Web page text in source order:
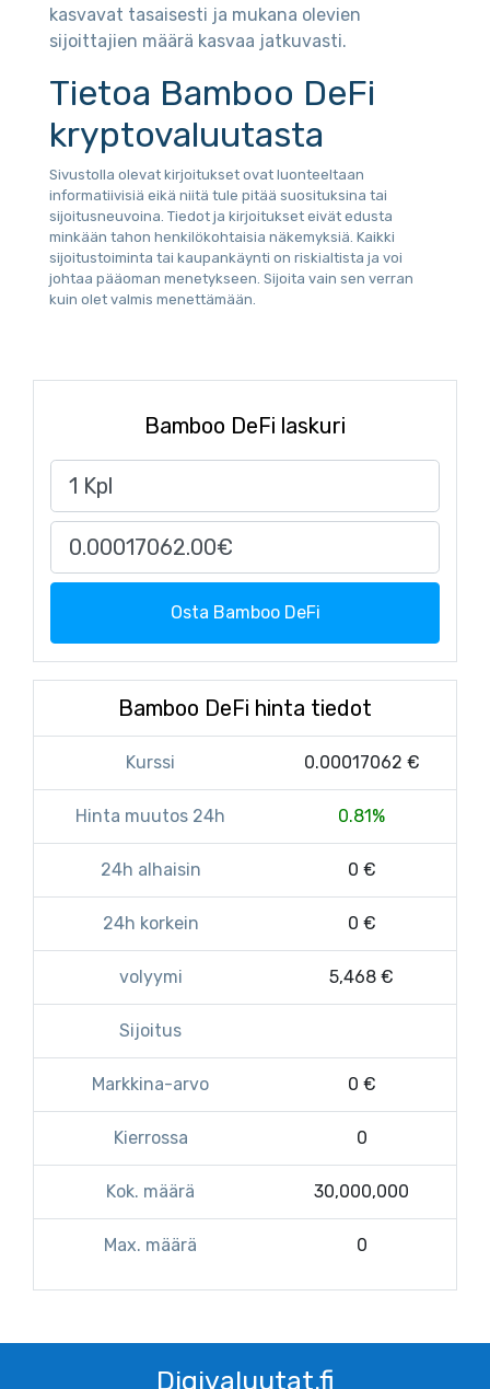
kasvavat tasaisesti ja mukana olevien
sijoittajien määrä kasvaa jatkuvasti.
Tietoa Bamboo DeFi
kryptovaluutasta
Sivustolla olevat kirjoitukset ovat luonteeltaan
informatiivisiä eikä niitä tule pitää suosituksina tai
sijoitusneuvoina. Tiedot ja kirjoitukset eivät edusta
minkään tahon henkilökohtaisia näkemyksiä. Kaikki
sijoitustoiminta tai kaupankäynti on riskialtista ja voi
johtaa pääoman menetykseen. Sijoita vain sen verran
kuin olet valmis menettämään.
Bamboo DeFi laskuri
Osta Bamboo DeFi
Bamboo DeFi hinta tiedot
Kurssi 0.00017062 €
Hinta muutos 24h 0.81%
24h alhaisin 0 €
24h korkein 0 €
volyymi 5,468 €
Sijoitus
Markkina-arvo 0 €
Kierrossa 0
Kok. määrä 30,000,000
Max. määrä 0
Digivaluutat.fi